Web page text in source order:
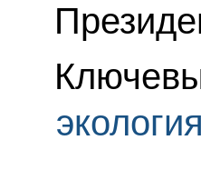
экология